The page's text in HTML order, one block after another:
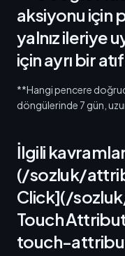
aksiyonu için
yalnız ileriye
için ayrı bir
**Hangi pencere
döngülerinde 7 gün,
İlgili
(/sozluk/
Click](/
Touch
touch-